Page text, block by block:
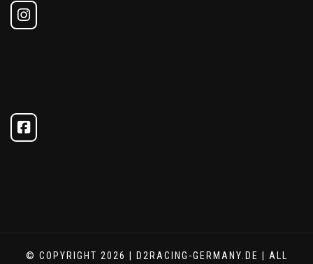
© COPYRIGHT 2026 | D2RACING-GERMANY.DE | ALL